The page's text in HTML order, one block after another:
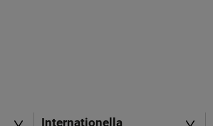
Internationella